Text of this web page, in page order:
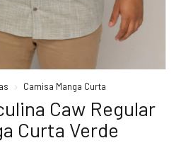
Camisa Manga Curta
Caw Regular
Curta Verde